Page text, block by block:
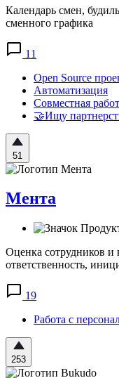
Календарь смен,
сменного графика
11
Open Source
Автоматизация
Совместная
🤝Ищу
51
Мента
Оценка сотрудников и
ответственность,
19
Работа с
253